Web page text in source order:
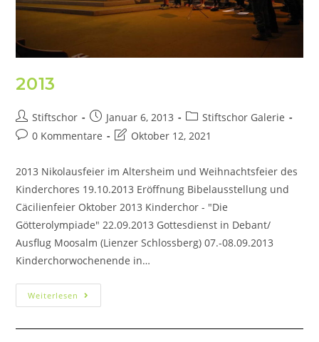
2013
Stiftschor Januar 6, 2013
Stiftschor Galerie
0 Kommentare
Oktober 12, 2021
2013 Nikolausfeier im Altersheim und Weihnachtsfeier des
Kinderchores 19.10.2013 Eröffnung Bibelausstellung und
Cäcilienfeier Oktober 2013 Kinderchor - "Die
Götterolympiade" 22.09.2013 Gottesdienst in Debant/
Ausflug Moosalm (Lienzer Schlossberg) 07.-08.09.2013
Kinderchorwochenende in…
Weiterlesen